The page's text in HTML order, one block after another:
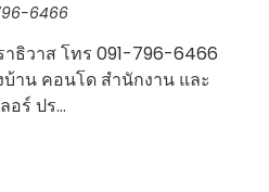
6466
าธิวาส โทร 091-796-6466
บ้าน คอนโด สำนักงาน และ
อร์ ปร…